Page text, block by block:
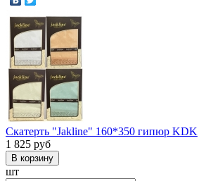
Скатерть "Jakline" 160*350 гипюр KDK
1 825 руб
шт